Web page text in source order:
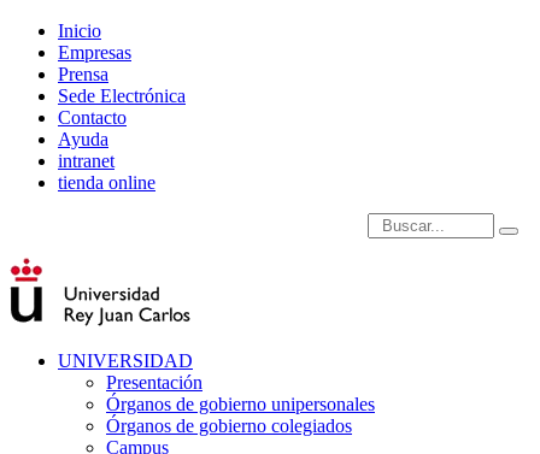
Inicio
Empresas
Prensa
Sede Electrónica
Contacto
Ayuda
intranet
tienda online
Introduce términos de
UNIVERSIDAD
Presentación
Órganos de gobierno unipersonales
Órganos de gobierno colegiados
Campus